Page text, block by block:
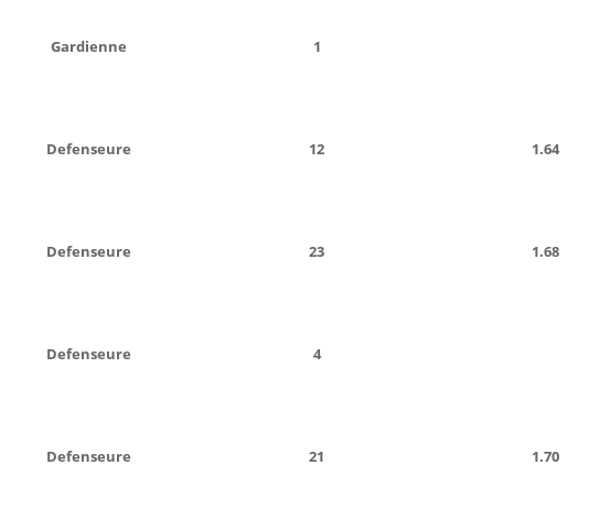
Gardienne 1
Defenseure 12 1.64
Defenseure 23 1.68
Defenseure 4
Defenseure 21 1.70